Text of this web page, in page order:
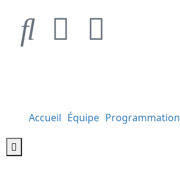
Accueil Équipe Programmation
Hamburger Toggle Menu